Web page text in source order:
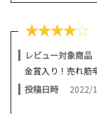
★★★★☆
レビュー対象商品
金賞入り！売れ筋
投稿日時
2022/